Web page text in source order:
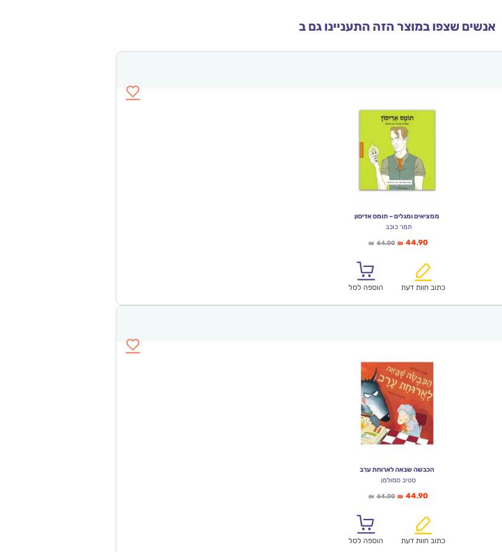
אנשים שצפו במוצר הזה התעניינו גם ב
ממציאים ומגלים – תומס אדיסון
תמר כוכב
₪ 64.00המחיר
₪64.00.
₪ 44.90המחיר
הוא:
כתוב חוות דעת
הוספה לסל
הכבשה שבאה לארוחת ערב
סטיב סמולמן
₪ 64.00המחיר
₪64.00.
₪ 44.90המחיר
הוא:
כתוב חוות דעת
הוספה לסל